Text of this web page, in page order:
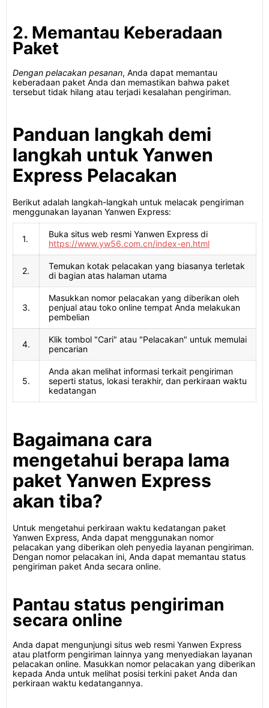
2. Memantau Keberadaan
Paket
Dengan pelacakan pesanan, Anda dapat memantau
keberadaan paket Anda dan memastikan bahwa paket
tersebut tidak hilang atau terjadi kesalahan pengiriman.
Panduan langkah demi
langkah untuk Yanwen
Express Pelacakan
Berikut adalah langkah-langkah untuk melacak pengiriman
menggunakan layanan Yanwen Express:
1.
Buka situs web resmi Yanwen Express di
https://www.yw56.com.cn/index-en.html
2.
Temukan kotak pelacakan yang biasanya terletak
di bagian atas halaman utama
3.
Masukkan nomor pelacakan yang diberikan oleh
penjual atau toko online tempat Anda melakukan
pembelian
4.
Klik tombol "Cari" atau "Pelacakan" untuk memulai
pencarian
5.
Anda akan melihat informasi terkait pengiriman
seperti status, lokasi terakhir, dan perkiraan waktu
kedatangan
Bagaimana cara
mengetahui berapa lama
paket Yanwen Express
akan tiba?
Untuk mengetahui perkiraan waktu kedatangan paket
Yanwen Express, Anda dapat menggunakan nomor
pelacakan yang diberikan oleh penyedia layanan pengiriman.
Dengan nomor pelacakan ini, Anda dapat memantau status
pengiriman paket Anda secara online.
Pantau status pengiriman
secara online
Anda dapat mengunjungi situs web resmi Yanwen Express
atau platform pengiriman lainnya yang menyediakan layanan
pelacakan online. Masukkan nomor pelacakan yang diberikan
kepada Anda untuk melihat posisi terkini paket Anda dan
perkiraan waktu kedatangannya.